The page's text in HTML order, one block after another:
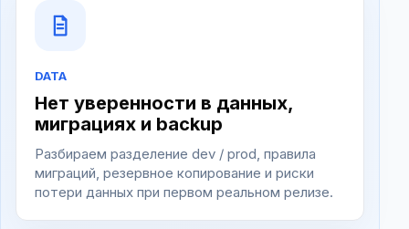
DATA
Нет уверенности в данных,
миграциях и backup
Разбираем разделение dev / prod, правила
миграций, резервное копирование и риски
потери данных при первом реальном релизе.